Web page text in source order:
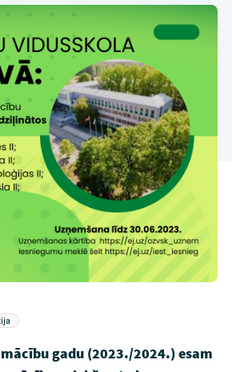
gadu (2023./2024.) esam